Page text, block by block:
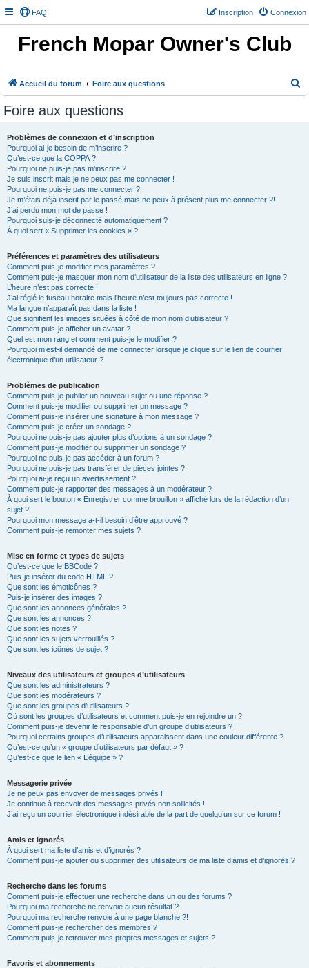
FAQ Connexion
Inscription
French Mopar Owner's Club
Accueil du forum Foire aux questions
Foire aux questions
Problèmes de connexion et d’inscription
Pourquoi ai-je besoin de m’inscrire ?
Qu’est-ce que la COPPA ?
Pourquoi ne puis-je pas m’inscrire ?
Je suis inscrit mais je ne peux pas me connecter !
Pourquoi ne puis-je pas me connecter ?
Je m’étais déjà inscrit par le passé mais ne peux à présent plus me connecter ?!
J’ai perdu mon mot de passe !
Pourquoi suis-je déconnecté automatiquement ?
À quoi sert « Supprimer les cookies » ?
Préférences et paramètres des utilisateurs
Comment puis-je modifier mes paramètres ?
Comment puis-je masquer mon nom d’utilisateur de la liste des utilisateurs en ligne ?
L’heure n’est pas correcte !
J’ai réglé le fuseau horaire mais l’heure n’est toujours pas correcte !
Ma langue n’apparaît pas dans la liste !
Que signifient les images situées à côté de mon nom d’utilisateur ?
Comment puis-je afficher un avatar ?
Quel est mon rang et comment puis-je le modifier ?
Pourquoi m’est-il demandé de me connecter lorsque je clique sur le lien de courrier
électronique d’un utilisateur ?
Problèmes de publication
Comment puis-je publier un nouveau sujet ou une réponse ?
Comment puis-je modifier ou supprimer un message ?
Comment puis-je insérer une signature à mon message ?
Comment puis-je créer un sondage ?
Pourquoi ne puis-je pas ajouter plus d’options à un sondage ?
Comment puis-je modifier ou supprimer un sondage ?
Pourquoi ne puis-je pas accéder à un forum ?
Pourquoi ne puis-je pas transférer de pièces jointes ?
Pourquoi ai-je reçu un avertissement ?
Comment puis-je rapporter des messages à un modérateur ?
À quoi sert le bouton « Enregistrer comme brouillon » affiché lors de la rédaction d’un
sujet ?
Pourquoi mon message a-t-il besoin d’être approuvé ?
Comment puis-je remonter mes sujets ?
Mise en forme et types de sujets
Qu’est-ce que le BBCode ?
Puis-je insérer du code HTML ?
Que sont les émoticônes ?
Puis-je insérer des images ?
Que sont les annonces générales ?
Que sont les annonces ?
Que sont les notes ?
Que sont les sujets verrouillés ?
Que sont les icônes de sujet ?
Niveaux des utilisateurs et groupes d’utilisateurs
Que sont les administrateurs ?
Que sont les modérateurs ?
Que sont les groupes d’utilisateurs ?
Où sont les groupes d’utilisateurs et comment puis-je en rejoindre un ?
Comment puis-je devenir le responsable d’un groupe d’utilisateurs ?
Pourquoi certains groupes d’utilisateurs apparaissent dans une couleur différente ?
Qu’est-ce qu’un « groupe d’utilisateurs par défaut » ?
Qu’est-ce que le lien « L’équipe » ?
Messagerie privée
Je ne peux pas envoyer de messages privés !
Je continue à recevoir des messages privés non sollicités !
J’ai reçu un courrier électronique indésirable de la part de quelqu’un sur ce forum !
Amis et ignorés
À quoi sert ma liste d’amis et d’ignorés ?
Comment puis-je ajouter ou supprimer des utilisateurs de ma liste d’amis et d’ignorés ?
Recherche dans les forums
Comment puis-je effectuer une recherche dans un ou des forums ?
Pourquoi ma recherche ne renvoie aucun résultat ?
Pourquoi ma recherche renvoie à une page blanche ?!
Comment puis-je rechercher des membres ?
Comment puis-je retrouver mes propres messages et sujets ?
Favoris et abonnements